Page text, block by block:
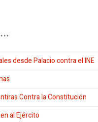
desde Palacio contra el INE
Contra la Constitución
al Ejército